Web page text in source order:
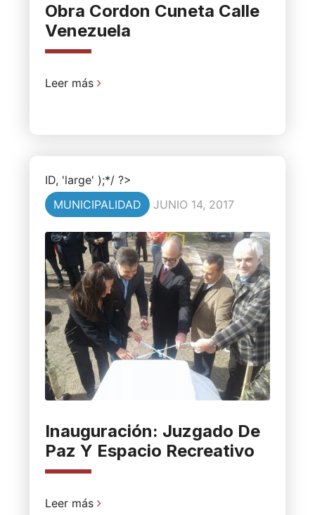
Obra Cordon Cuneta Calle
Venezuela
Leer más
ID, 'large' );*/ ?>
MUNICIPALIDAD
JUNIO 14, 2017
Inauguración: Juzgado De
Paz Y Espacio Recreativo
Leer más